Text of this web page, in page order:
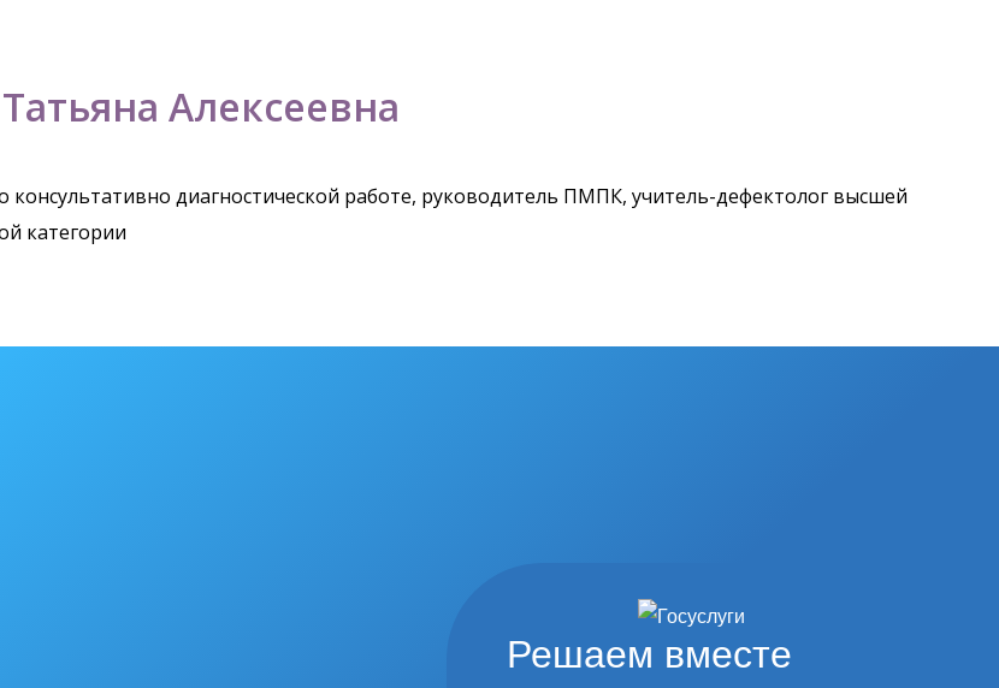
Алексеевна
консультативно диагностической работе, руководитель ПМПК, учитель-дефектолог высшей
категории
Решаем вместе